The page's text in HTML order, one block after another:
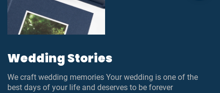
Wedding Stories
We craft wedding memories Your wedding is one of the
best days of your life and deserves to be forever